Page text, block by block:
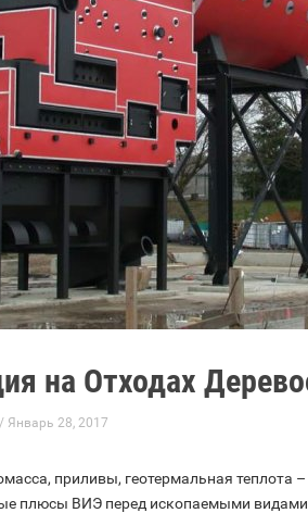
на Отходах
/ Январь 28, 2017
приливы, геотермальная теплота
плюсы ВИЭ перед ископаемыми